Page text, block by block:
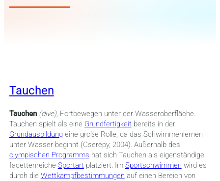
Tauchen
Tauchen (dive), Fortbewegen unter der Wasseroberfläche.
Tauchen spielt als eine Grundfertigkeitbereits in der
Grundausbildung eine große Rolle, da das Schwimmenlernen
unter Wasser beginnt (Cserepy, 2004). Außerhalb des
olympischen Programms hat sich Tauchen als eigenständige
facettenreiche Sportartplatziert. Im Sportschwimmen wird es
durch die Wettkampfbestimmungen auf einen Bereich von